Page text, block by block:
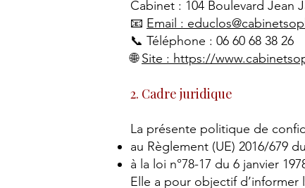
Cabinet : 104 Boulevard Jean
📧 Email :
📞 Téléphone : 06 60 68 38 26
🌐Site : https://
2. Cadre juridique
La présente politique de
au Règlement (UE) 2016/679
à la loi n°78-17 du 6 janvier
Elle a pour objectif